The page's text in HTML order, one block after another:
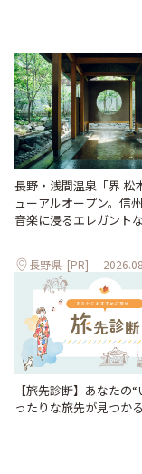
長野・浅間温泉「界 松
ューアルオープン。信
音楽に浸るエレガント
長野県 [PR]
【旅先診断】あなたの
ったりな旅先が見つか